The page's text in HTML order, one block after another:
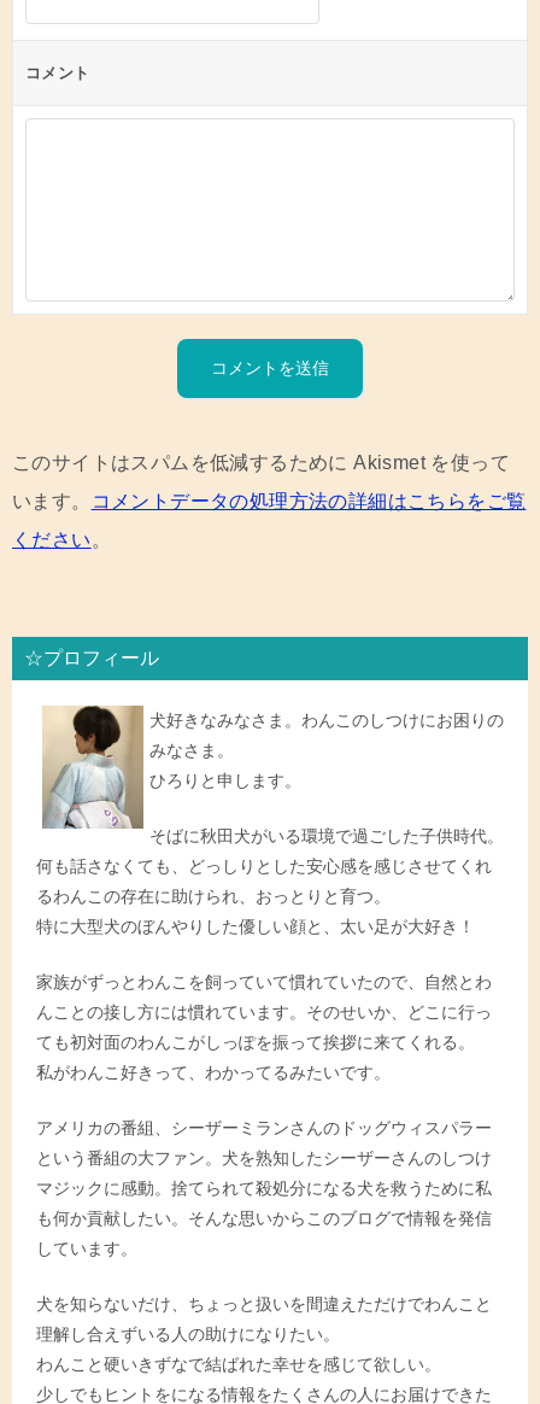
コメント
このサイトはスパムを低減するために Akismet を使って
います。
コメントデータの処理方法の詳細はこちらをご覧
ください。
☆プロフィール
犬好きなみなさま。わんこのしつけにお困りの
みなさま。
ひろりと申します。
そばに秋田犬がいる環境で過ごした子供時代。
何も話さなくても、どっしりとした安心感を感じさせてくれ
るわんこの存在に助けられ、おっとりと育つ。
特に大型犬のぼんやりした優しい顔と、太い足が大好き！
家族がずっとわんこを飼っていて慣れていたので、自然とわ
んことの接し方には慣れています。そのせいか、どこに行っ
ても初対面のわんこがしっぽを振って挨拶に来てくれる。
私がわんこ好きって、わかってるみたいです。
アメリカの番組、シーザーミランさんのドッグウィスパラー
という番組の大ファン。犬を熟知したシーザーさんのしつけ
マジックに感動。捨てられて殺処分になる犬を救うために私
も何か貢献したい。そんな思いからこのブログで情報を発信
しています。
犬を知らないだけ、ちょっと扱いを間違えただけでわんこと
理解し合えずいる人の助けになりたい。
わんこと硬いきずなで結ばれた幸せを感じて欲しい。
少しでもヒントをになる情報をたくさんの人にお届けできた